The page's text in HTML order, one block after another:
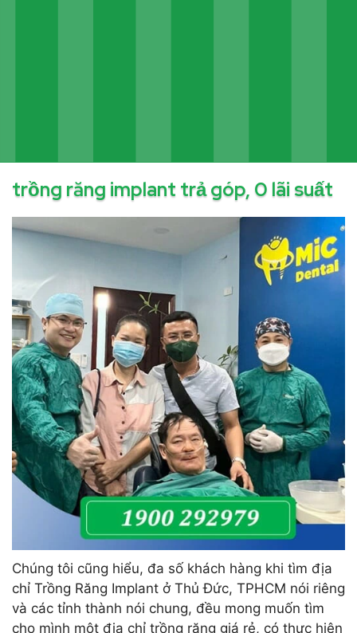
trồng răng implant trả góp, 0 lãi suất
Chúng tôi cũng hiểu, đa số khách hàng khi tìm địa
chỉ Trồng Răng Implant ở Thủ Đức, TPHCM nói riêng
và các tỉnh thành nói chung, đều mong muốn tìm
cho mình một địa chỉ trồng răng giá rẻ, có thực hiện